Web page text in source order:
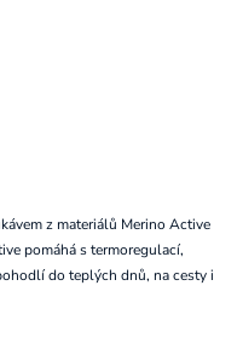
z materiálů Merino Active
pomáhá s termoregulací,
do teplých dnů, na cesty i